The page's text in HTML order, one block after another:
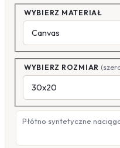
WYBIERZ MATERIAŁ
WYBIERZ ROZMIAR
Płótno syntetyczne